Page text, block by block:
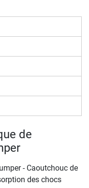
de
- Caoutchouc de
des chocs